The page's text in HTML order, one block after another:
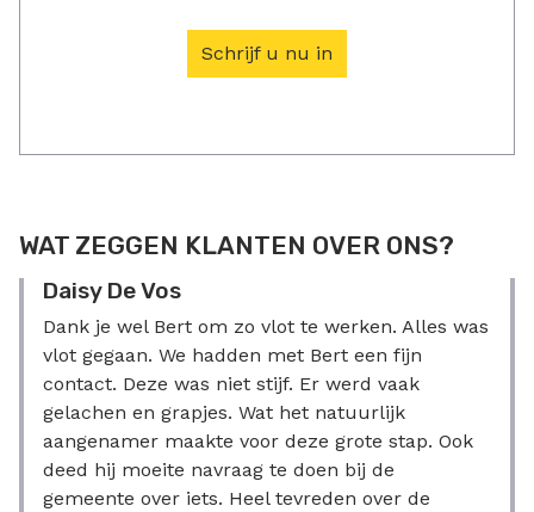
Schrijf u nu in
WAT ZEGGEN KLANTEN OVER ONS?
Daisy De Vos
Dank je wel Bert om zo vlot te werken. Alles was
vlot gegaan. We hadden met Bert een fijn
contact. Deze was niet stijf. Er werd vaak
gelachen en grapjes. Wat het natuurlijk
aangenamer maakte voor deze grote stap. Ook
deed hij moeite navraag te doen bij de
gemeente over iets. Heel tevreden over de